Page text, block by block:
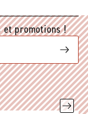
et promotions !